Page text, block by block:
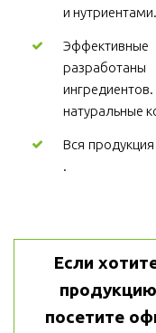
и нутриентами.
натуральные
Вся
.
Если